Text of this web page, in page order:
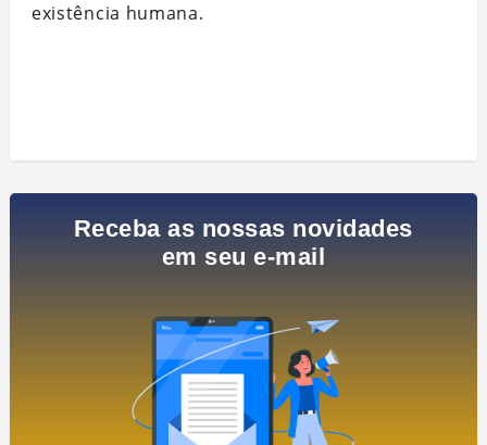
existência humana.
Receba as nossas novidades
em seu e-mail